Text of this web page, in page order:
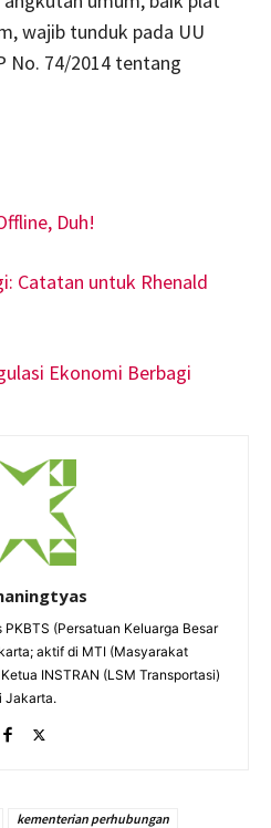
wajib tunduk pada UU
No. 74/2014 tentang
Duh!
Catatan untuk Rhenald
Ekonomi Berbagi
(Persatuan Keluarga Besar
aktif di MTI (Masyarakat
INSTRAN (LSM Transportasi)
Jakarta.
kementerian perhubungan